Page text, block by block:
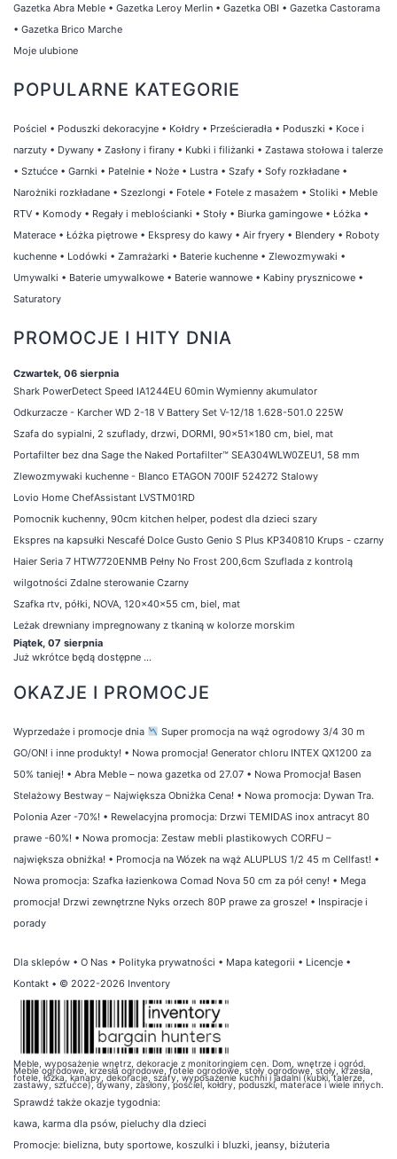
Gazetka Abra Meble • Gazetka Leroy Merlin • Gazetka OBI • Gazetka Castorama
• Gazetka Brico Marche
Moje ulubione
POPULARNE KATEGORIE
Pościel • Poduszki dekoracyjne • Kołdry • Prześcieradła • Poduszki • Koce i
narzuty • Dywany • Zasłony i firany • Kubki i filiżanki • Zastawa stołowa i talerze
• Sztućce • Garnki • Patelnie • Noże • Lustra • Szafy • Sofy rozkładane •
Narożniki rozkładane • Szezlongi • Fotele • Fotele z masażem • Stoliki • Meble
RTV • Komody • Regały i meblościanki • Stoły • Biurka gamingowe • Łóżka •
Materace • Łóżka piętrowe • Ekspresy do kawy • Air fryery • Blendery • Roboty
kuchenne • Lodówki • Zamrażarki • Baterie kuchenne • Zlewozmywaki •
Umywalki • Baterie umywalkowe • Baterie wannowe • Kabiny prysznicowe •
Saturatory
PROMOCJE I HITY DNIA
Czwartek, 06 sierpnia
Shark PowerDetect Speed IA1244EU 60min Wymienny akumulator
Odkurzacze - Karcher WD 2-18 V Battery Set V-12/18 1.628-501.0 225W
Szafa do sypialni, 2 szuflady, drzwi, DORMI, 90x51x180 cm, biel, mat
Portafilter bez dna Sage the Naked Portafilter™ SEA304WLW0ZEU1, 58 mm
Zlewozmywaki kuchenne - Blanco ETAGON 700IF 524272 Stalowy
Lovio Home ChefAssistant LVSTM01RD
Pomocnik kuchenny, 90cm kitchen helper, podest dla dzieci szary
Ekspres na kapsułki Nescafé Dolce Gusto Genio S Plus KP340810 Krups - czarny
Haier Seria 7 HTW7720ENMB Pełny No Frost 200,6cm Szuflada z kontrolą
wilgotności Zdalne sterowanie Czarny
Szafka rtv, półki, NOVA, 120x40x55 cm, biel, mat
Leżak drewniany impregnowany z tkaniną w kolorze morskim
Piątek, 07 sierpnia
Już wkrótce będą dostępne ...
OKAZJE I PROMOCJE
Wyprzedaże i promocje dnia
Super promocja na wąż ogrodowy 3/4 30 m
GO/ON! i inne produkty! • Nowa promocja! Generator chloru INTEX QX1200 za
50% taniej! • Abra Meble – nowa gazetka od 27.07 • Nowa Promocja! Basen
Stelażowy Bestway – Największa Obniżka Cena! • Nowa promocja: Dywan Tra.
Polonia Azer -70%! • Rewelacyjna promocja: Drzwi TEMIDAS inox antracyt 80
prawe -60%! • Nowa promocja: Zestaw mebli plastikowych CORFU –
największa obniżka! • Promocja na Wózek na wąż ALUPLUS 1/2 45 m Cellfast! •
Nowa promocja: Szafka łazienkowa Comad Nova 50 cm za pół ceny! • Mega
promocja! Drzwi zewnętrzne Nyks orzech 80P prawe za grosze! • Inspiracje i
porady
Dla sklepów • O Nas • Polityka prywatności • Mapa kategorii • Licencje •
Kontakt • © 2022-2026 Inventory
Meble, wyposażenie wnętrz, dekoracje z monitoringiem cen. Dom, wnętrze i ogród.
Meble ogrodowe, krzesła ogrodowe, fotele ogrodowe, stoły ogrodowe, stoły, krzesła,
fotele, łóżka, kanapy, dekoracje, szafy, wyposażenie kuchni i jadalni (kubki, talerze,
zastawy, sztućce), dywany, zasłony, pościel, kołdry, poduszki, materace i wiele innych.
Sprawdź także okazje tygodnia:
kawa, karma dla psów, pieluchy dla dzieci
Promocje: bielizna, buty sportowe, koszulki i bluzki, jeansy, biżuteria